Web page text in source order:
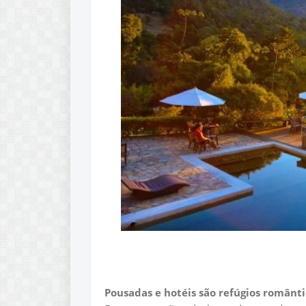
Pousadas e hotéis são refúgios